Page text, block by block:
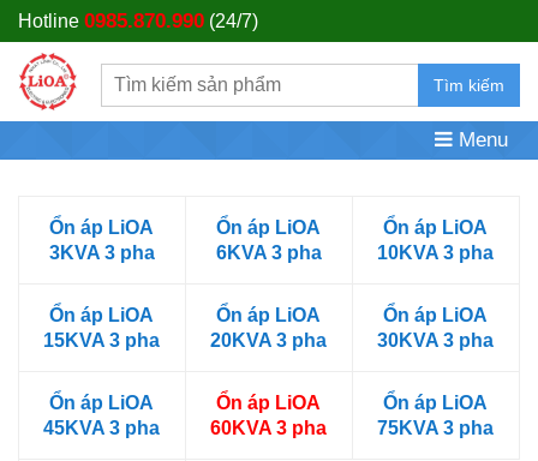
Hotline 0985.870.990 (24/7)
Tìm kiếm
Menu
Ổn áp LiOA
3KVA 3 pha
Ổn áp LiOA
6KVA 3 pha
Ổn áp LiOA
10KVA 3 pha
Ổn áp LiOA
15KVA 3 pha
Ổn áp LiOA
20KVA 3 pha
Ổn áp LiOA
30KVA 3 pha
Ổn áp LiOA
45KVA 3 pha
Ổn áp LiOA
60KVA 3 pha
Ổn áp LiOA
75KVA 3 pha